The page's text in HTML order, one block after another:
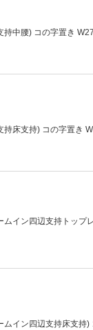
持中腰) コの字置き
持床支持) コの字置き
イン四辺支持トップ
ムイン四辺支持床支持